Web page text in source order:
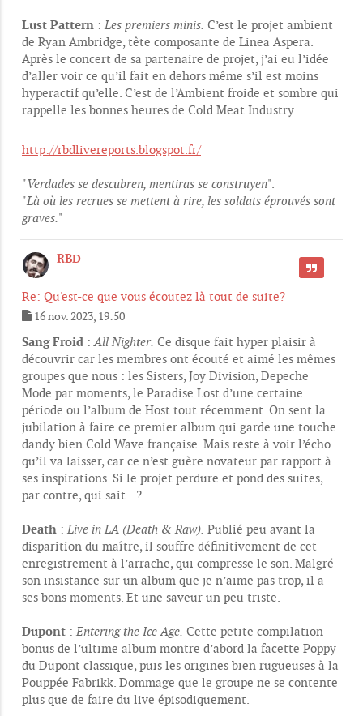
Lust Pattern :Les premiers minis. C’est le projet ambient
de Ryan Ambridge, tête composante de Linea Aspera.
Après le concert de sa partenaire de projet, j’ai eu l’idée
d’aller voir ce qu’il fait en dehors même s’il est moins
hyperactif qu’elle. C’est de l’Ambient froide et sombre qui
rappelle les bonnes heures de Cold Meat Industry.
http://rbdlivereports.blogspot.fr/
"Verdades se descubren, mentiras se construyen".
"Là où les recrues se mettent à rire, les soldats éprouvés sont
graves."
RBD
Re: Qu'est-ce que vous écoutez là tout de suite?
CITER
e
s
s
a
g
e
16 nov. 2023, 19:50
Sang Froid :All Nighter. Ce disque fait hyper plaisir à
découvrir car les membres ont écouté et aimé les mêmes
groupes que nous : les Sisters, Joy Division, Depeche
Mode par moments, le Paradise Lost d’une certaine
période ou l’album de Host tout récemment. On sent la
jubilation à faire ce premier album qui garde une touche
dandy bien Cold Wave française. Mais reste à voir l’écho
qu’il va laisser, car ce n’est guère novateur par rapport à
ses inspirations. Si le projet perdure et pond des suites,
par contre, qui sait…?
Death :Live in LA (Death & Raw). Publié peu avant la
disparition du maître, il souffre définitivement de cet
enregistrement à l’arrache, qui compresse le son. Malgré
son insistance sur un album que je n’aime pas trop, il a
ses bons moments. Et une saveur un peu triste.
Dupont : Entering the Ice Age. Cette petite compilation
bonus de l’ultime album montre d’abord la facette Poppy
du Dupont classique, puis les origines bien rugueuses à la
Pouppée Fabrikk. Dommage que le groupe ne se contente
plus que de faire du live épisodiquement.